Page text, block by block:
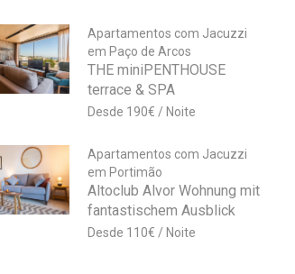
Apartamentos com Jacuzzi
em Paço de Arcos
THE miniPENTHOUSE
terrace & SPA
190€
Apartamentos com Jacuzzi
em Portimão
Altoclub Alvor Wohnung mit
fantastischem Ausblick
110€